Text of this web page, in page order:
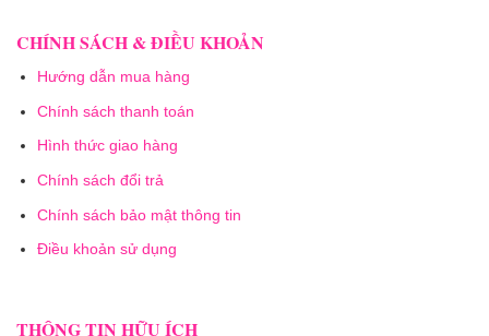
CHÍNH SÁCH & ĐIỀU KHOẢN
Hướng dẫn mua hàng
Chính sách thanh toán
Hình thức giao hàng
Chính sách đổi trả
Chính sách bảo mật thông tin
Điều khoản sử dụng
THÔNG TIN HỮU ÍCH